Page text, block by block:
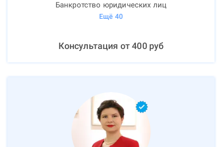
Банкротство юридических лиц
Ещё 40
Консультация от400руб